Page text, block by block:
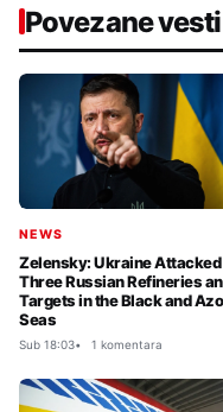
Povezane vesti
NEWS
Zelensky: Ukraine Attacked
Three Russian Refineries
Targets in the Black and
Seas
Sub 18:03 1 komentara